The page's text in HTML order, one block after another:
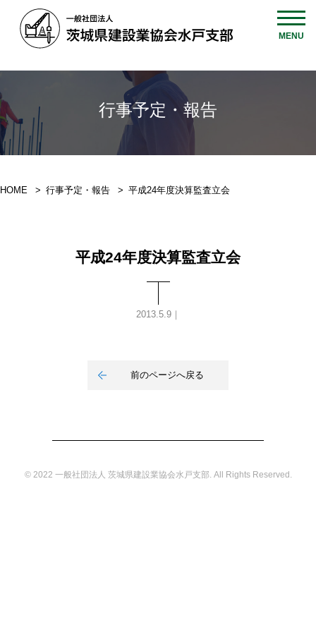
MENU
行事予定・報告
HOME 行事予定・報告 平成24年度決算監査立会
平成24年度決算監査立会
2013.5.9｜
前のページへ戻る
© 2022 一般社団法人 茨城県建設業協会水戸支部. All Rights Reserved.